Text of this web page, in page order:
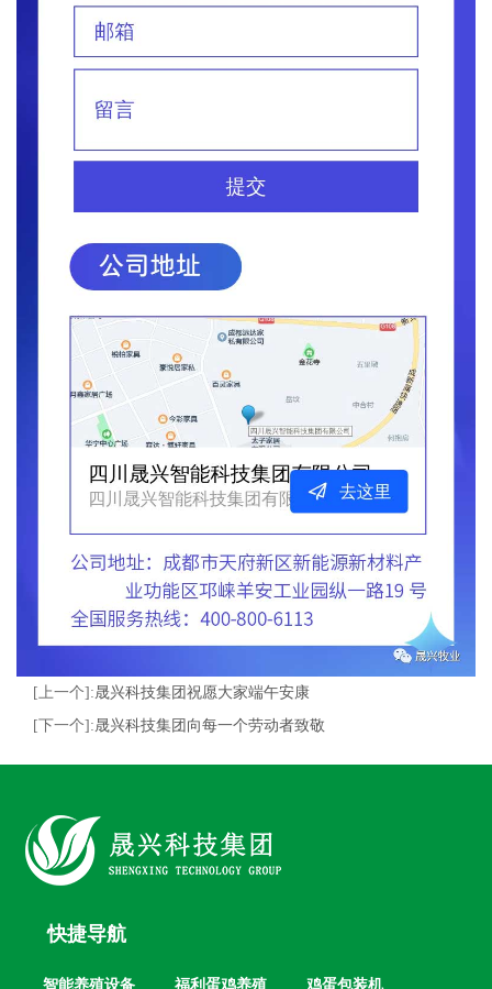
[上一个]: 晟兴科技集团祝愿大家端午安康
[下一个]: 晟兴科技集团向每一个劳动者致敬
快捷导航
智能养殖设备 福利蛋鸡养殖 鸡蛋包装机